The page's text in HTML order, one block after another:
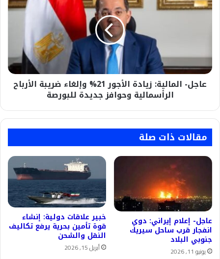
زيادة
الرأسمالية
وحوافز
عاجل- المالية: زيادة الأجور 21% وإلغاء ضريبة الأرباح
الرأسمالية وحوافز جديدة للبورصة
مقالات ذات صلة
عاجل- إعلام إيراني: دوي
انفجار قرب ساحل سيريك
جنوبي البلاد
يونيو 11, 2026
خبير علاقات دولية: إنشاء
قوة تأمين بحرية يرفع تكاليف
النقل والشحن
أبريل 15, 2026